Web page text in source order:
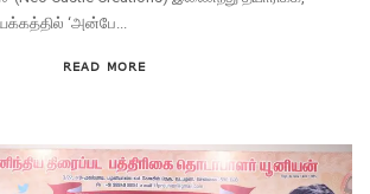
‘அன்பே...
READ MORE